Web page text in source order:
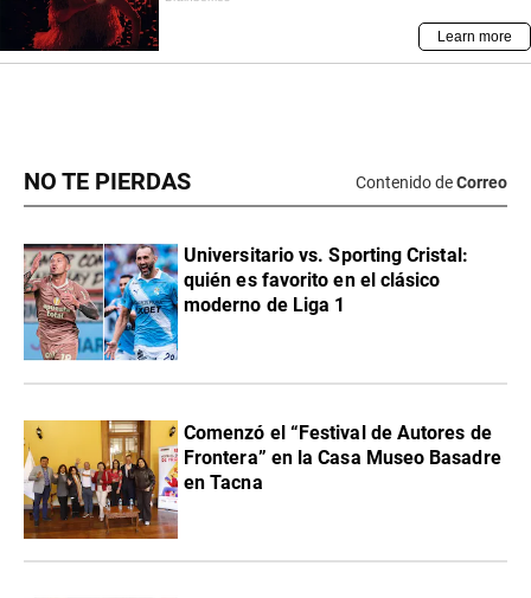
NO TE PIERDAS Contenido deCorreo
Universitario vs. Sporting Cristal:
quién es favorito en el clásico
moderno de Liga 1
Comenzó el “Festival de Autores de
Frontera” en la Casa Museo Basadre
en Tacna